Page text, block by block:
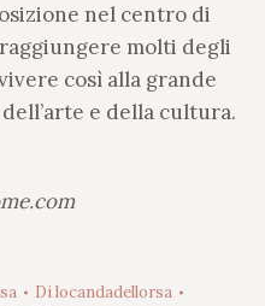
nel centro di
molti degli
così alla grande
e della cultura.
Dilocandadellorsa